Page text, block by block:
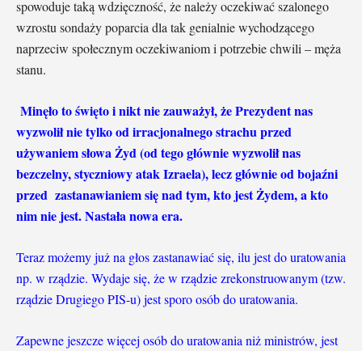
spowoduje taką wdzięczność, że należy oczekiwać szalonego
wzrostu sondaży poparcia dla tak genialnie wychodzącego
naprzeciw społecznym oczekiwaniom i potrzebie chwili – męża
stanu.
Minęło to święto i nikt nie zauważył, że Prezydent nas
wyzwolił nie tylko od irracjonalnego strachu przed
używaniem słowa Żyd (od tego głównie wyzwolił nas
bezczelny, styczniowy atak Izraela), lecz głównie od bojaźni
przed zastanawianiem się nad tym, kto jest Żydem, a kto
nim nie jest. Nastała nowa era.
Teraz możemy już na głos zastanawiać się, ilu jest do uratowania
np. w rządzie. Wydaje się, że w rządzie zrekonstruowanym (tzw.
rządzie Drugiego PIS-u) jest sporo osób do uratowania.
Zapewne jeszcze więcej osób do uratowania niż ministrów, jest